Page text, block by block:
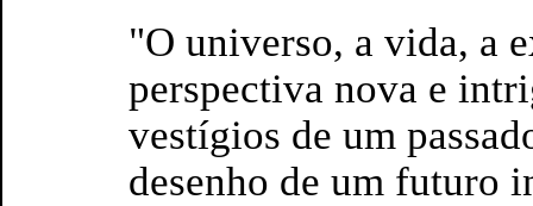
"O universo, a vida, a
perspectiva nova e
vestígios de um
desenho de um futuro